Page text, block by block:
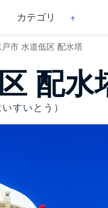
カテゴリ
市 水道低区 配水塔
配水
すいとう）